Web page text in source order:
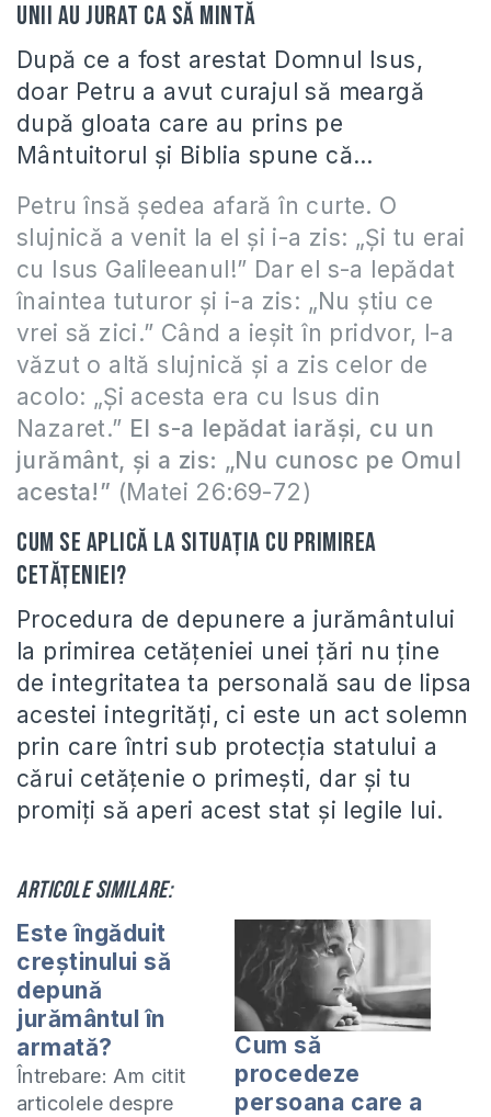
Unii au jurat ca să mintă
După ce a fost arestat Domnul Isus,
doar Petru a avut curajul să meargă
după gloata care au prins pe
Mântuitorul şi Biblia spune că…
Petru însă şedea afară în curte. O
slujnică a venit la el şi i-a zis: „Şi tu erai
cu Isus Galileeanul!” Dar el s-a lepădat
înaintea tuturor şi i-a zis: „Nu ştiu ce
vrei să zici.” Când a ieşit în pridvor, l-a
văzut o altă slujnică şi a zis celor de
acolo: „Şi acesta era cu Isus din
Nazaret.” El s-a lepădat iarăşi, cu un
jurământ, şi a zis: „Nu cunosc pe Omul
acesta!” (Matei 26:69-72)
Cum se aplică la situaţia cu primirea
cetăţeniei?
Procedura de depunere a jurământului
la primirea cetăţeniei unei ţări nu ţine
de integritatea ta personală sau de lipsa
acestei integrităţi, ci este un act solemn
prin care întri sub protecţia statului a
cărui cetăţenie o primeşti, dar şi tu
promiţi să aperi acest stat şi legile lui.
Articole similare:
Este îngăduit
creștinului să
depună
jurământul în
armată?
Întrebare: Am citit
articolele despre
Cum să
procedeze
persoana care a